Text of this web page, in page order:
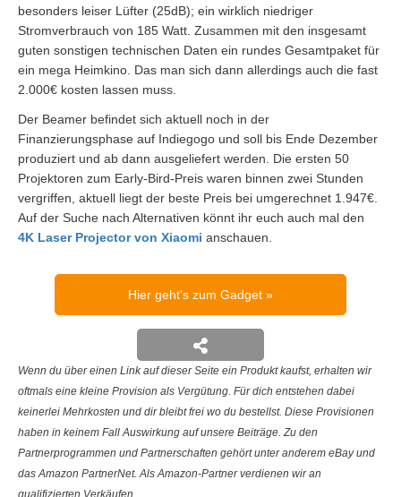
besonders leiser Lüfter (25dB); ein wirklich niedriger
Stromverbrauch von 185 Watt. Zusammen mit den insgesamt
guten sonstigen technischen Daten ein rundes Gesamtpaket für
ein mega Heimkino. Das man sich dann allerdings auch die fast
2.000€ kosten lassen muss.
Der Beamer befindet sich aktuell noch in der
Finanzierungsphase auf Indiegogo und soll bis Ende Dezember
produziert und ab dann ausgeliefert werden. Die ersten 50
Projektoren zum Early-Bird-Preis waren binnen zwei Stunden
vergriffen, aktuell liegt der beste Preis bei umgerechnet 1.947€.
Auf der Suche nach Alternativen könnt ihr euch auch mal den
4K Laser Projector von Xiaomi anschauen.
Hier geht's zum Gadget
Wenn du über einen Link auf dieser Seite ein Produkt kaufst, erhalten wir
oftmals eine kleine Provision als Vergütung. Für dich entstehen dabei
keinerlei Mehrkosten und dir bleibt frei wo du bestellst. Diese Provisionen
haben in keinem Fall Auswirkung auf unsere Beiträge. Zu den
Partnerprogrammen und Partnerschaften gehört unter anderem eBay und
das Amazon PartnerNet. Als Amazon-Partner verdienen wir an
qualifizierten Verkäufen.